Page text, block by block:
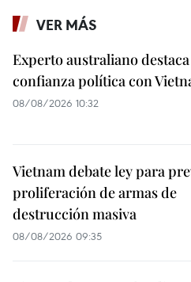
VER MÁS
Experto australiano destaca
confianza política con
08/08/2026 10:32
Vietnam debate ley para
proliferación de armas de
destrucción masiva
08/08/2026 09:35